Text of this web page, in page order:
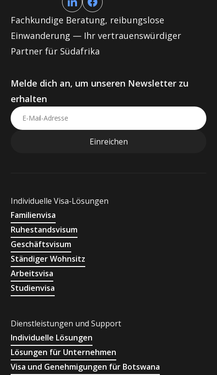
Fachkundige Beratung, reibungslose
Einwanderung — Ihr vertrauenswürdiger
Partner für Südafrika
Melde dich an, um unseren Newsletter zu
erhalten
Individuelle Visa-Lösungen
Familienvisa
Ruhestandsvisum
Geschäftsvisum
Ständiger Wohnsitz
Arbeitsvisa
Studienvisa
Dienstleistungen und Support
Individuelle Lösungen
Lösungen für Unternehmen
Visa und Genehmigungen für Botswana